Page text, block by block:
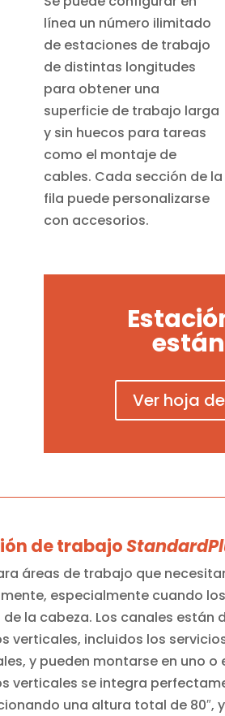
línea un número ilimitado
de estaciones de trabajo
de distintas longitudes
para obtener una
superficie de trabajo larga
y sin huecos para tareas
como el montaje de
cables. Cada sección de la
fila puede personalizarse
con accesorios.
Ver hoja
de trabajo
áreas de trabajo que
especialmente cuando
de la cabeza. Los canales están
verticales, incluidos los
y pueden montarse en uno
verticales se integra
una altura total de 80″,